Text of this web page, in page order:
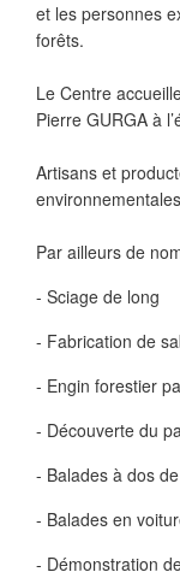
et les personnes
forêts.
Le Centre
Pierre GURGA à
Artisans et
Par ailleurs de
- Sciage de long
- Fabrication de
- Engin forestier
- Découverte du
- Balades à dos
- Balades en
- Démonstration